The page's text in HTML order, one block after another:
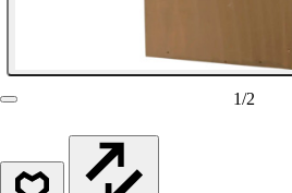
1/2